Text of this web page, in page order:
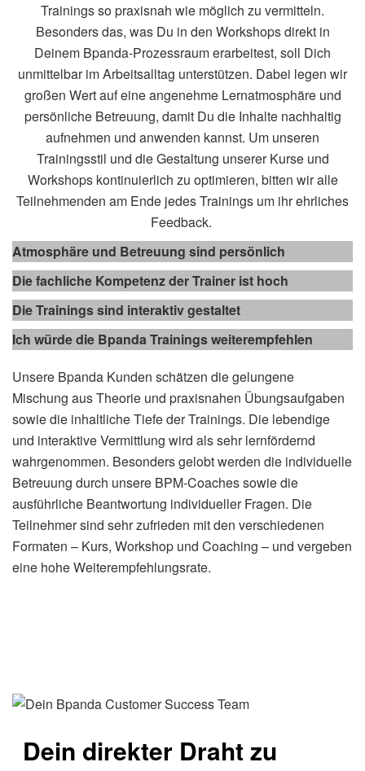
Trainings so praxisnah wie möglich zu vermitteln.
Besonders das, was Du in den Workshops direkt in
Deinem Bpanda-Prozessraum erarbeitest, soll Dich
unmittelbar im Arbeitsalltag unterstützen. Dabei legen wir
großen Wert auf eine angenehme Lernatmosphäre und
persönliche Betreuung, damit Du die Inhalte nachhaltig
aufnehmen und anwenden kannst. Um unseren
Trainingsstil und die Gestaltung unserer Kurse und
Workshops kontinuierlich zu optimieren, bitten wir alle
Teilnehmenden am Ende jedes Trainings um ihr ehrliches
Feedback.
Atmosphäre und Betreuung sind persönlich
Die fachliche Kompetenz der Trainer ist hoch
Die Trainings sind interaktiv gestaltet
Ich würde die Bpanda Trainings weiterempfehlen
Unsere Bpanda Kunden schätzen die gelungene
Mischung aus Theorie und praxisnahen Übungsaufgaben
sowie die inhaltliche Tiefe der Trainings. Die lebendige
und interaktive Vermittlung wird als sehr lernfördernd
wahrgenommen. Besonders gelobt werden die individuelle
Betreuung durch unsere BPM-Coaches sowie die
ausführliche Beantwortung individueller Fragen. Die
Teilnehmer sind sehr zufrieden mit den verschiedenen
Formaten – Kurs, Workshop und Coaching – und vergeben
eine hohe Weiterempfehlungsrate.
Dein direkter Draht zu